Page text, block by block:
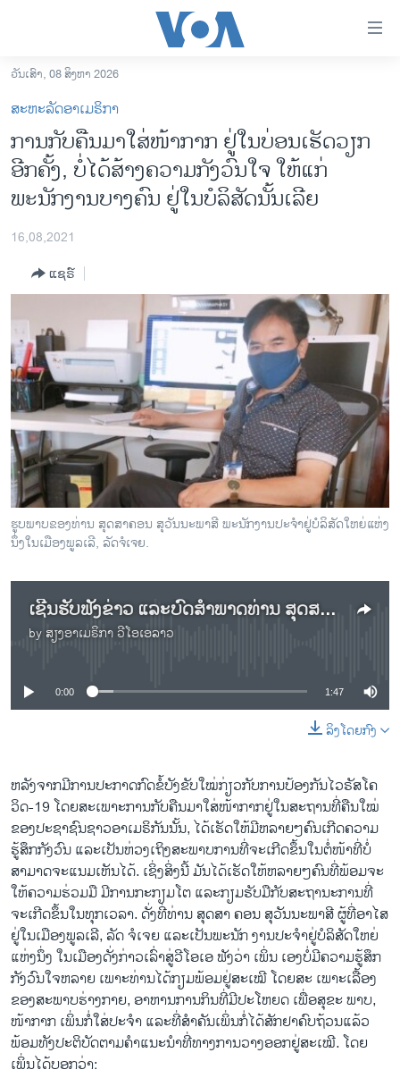
ເຂົ້າ
ຫາ
ຂ້າມ
ຂ້າມ
ໄປ
ຫາ
ຊອກ
ອາເມຣິກາ
ການເລືອກຕັ້ງ ປະທານາທີບໍດີ ສະຫະລັດ 2024
ອິດສະຫຼະພາບດ້ານການຂ່າວ
ຊີວິດຊາວລາວ
ຊຸມຊົນຊາວລາວ
ວິທະຍາສາດ-ເທັກໂນໂລຈີ
ທຸລະກິດ
ພາສາອັງກິດ
ວີດີໂອ
ສຽງ
ລາຍງານ
ວັນເສົາ, 08 ສິງຫາ 2026
ສະຫະລັດອາເມຣິກາ
ການກັບຄືນມາໃສ່ໜ້າກາກ ຢູ່ໃນບ່ອນເຮັດວຽກ
ອີກຄັ້ງ, ບໍ່ໄດ້ສ້າງຄວາມກັງວົນໃຈ ໃຫ້ແກ່
ພະນັກງານບາງຄົນ ຢູ່ໃນບໍລິສັດນັ້ນເລີຍ
16,08,2021
ແຊຣ໌
ຮູບພາບຂອງທ່ານ ສຸດສາຄອນ ສຸວັນນະພາສີ ພະນັກງານປະຈໍາຢູ່ບໍລິສັດໃຫຍ່ແຫ່ງ
ນຶ່ງໃນເມືອງພູລເລີ, ລັດຈໍເຈຍ.
ເຊີນຮັບຟັງຂ່າວ ແລະບົດສໍາພາດທ່ານ ສຸດສາຄອນ ສຸວັນນະພາສີ
by ສຽງອາເມຣິກາ ວີໂອເອລາວ
No media source currently available
0:00 1:47
ລິງໂດຍກົງ
ຫລັງຈາກມີການປະກາດກົດຂໍ້ບັງຂັບໃໝ່ກ່ຽວກັບການປ້ອງກັນໄວຣັສໂຄ
ວິດ-19 ໂດຍສະເພາະການກັບຄືນມາໃສ່ໜ້າກາກຢູ່ໃນສະຖານທີ່ຄືນໃໝ່
ຂອງປະຊາຊົນຊາວອາເມຣິກັນນັ້ນ, ໄດ້ເຮັດໃຫ້ມີຫລາຍໆຄົນເກີດຄວາມ
ຮູ້ສຶກກັງວົນ ແລະເປັນຫ່ວງເຖິງສະພາບການທີ່ຈະເກີດຂຶ້ນໃນຕໍ່ໜ້າທີ່ບໍ່
ສາມາດຈະແນມເຫັນໄດ້. ເຊິ່ງສິ່ງນີ້ ມັນໄດ້ເຮັດໃຫ້ຫລາຍໆຄົນທີ່ພ້ອມຈະ
ໃຫ້ຄວາມຮ່ວມມື ມີການກະກຽມໂຕ ແລະກຽມຮັບມືກັບສະຖານະການທີ່
ຈະເກີດຂຶ້ນໃນທຸກເວລາ. ດັ່ງທີ່ທ່ານ ສຸດສາ ຄອນ ສຸວັນນະພາສີ ຜູ້ທີ່ອາໄສ
ຢູ່ໃນເມືອງພູລເລີ, ລັດ ຈໍເຈຍ ແລະເປັນພະນັກ ງານປະຈໍາຢູ່ບໍລິສັດໃຫຍ່
ແຫ່ງນຶ່ງ ໃນເມືອງດັ່ງກ່າວເລົ່າສູ່ວີໂອເອ ຟັງວ່າ ເພິ່ນ ເອງບໍ່ມີຄວາມຮູ້ສຶກ
ກັງວົນໃຈຫລາຍ ເພາະທ່ານໄດ້ກຽມພ້ອມຢູ່ສະເໝີ ໂດຍສະ ເພາະເລື້ອງ
ຂອງສະພາບຮ່າງກາຍ, ອາຫານການກິນທີ່ມີປະໂຫຍດ ເພື່ອສຸຂະ ພາບ,
ໜ້າກາກ ເພິ່ນກໍ່ໃສ່ປະຈໍາ ແລະທີ່ສໍາຄັນເພິ່ນກໍ່ໄດ້ສັກຢາຄົບຖ້ວນແລ້ວ
ພ້ອມທັງປະຕິບັດຕາມຄໍາແນະນໍາທີ່ທາງການວາງອອກຢູ່ສະເໝີ. ໂດຍ
ເພິ່ນໄດ້ບອກວ່າ: